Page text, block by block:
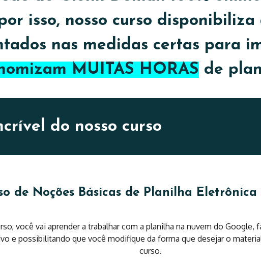
isso, nosso curso disponibiliza
nas medidas certas para
MUITAS HORAS de
do nosso curso
de Noções Básicas de Planilha Eletrônica
você vai aprender a trabalhar com a planilha na nuvem do Google,
e possibilitando que você modifique da forma que desejar o
curso.